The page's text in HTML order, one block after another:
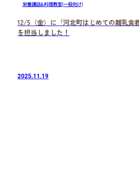
栄養講話&料理教室(一般向け)
12/5（金）に「河北町はじめての離乳食
を担当しました！
2025.11.19